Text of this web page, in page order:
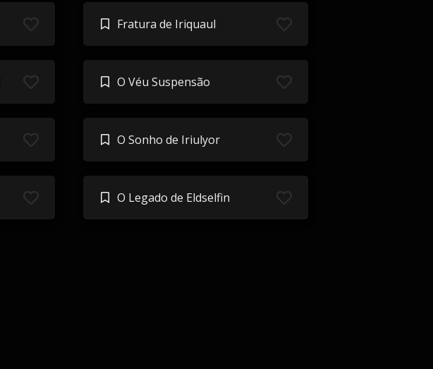
Fratura de Iriquaul
O Véu Suspensão
O Sonho de Iriulyor
O Legado de Eldselfin